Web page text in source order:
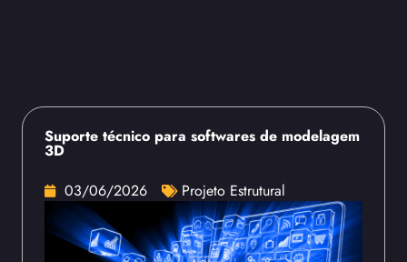
Suporte técnico para softwares de modelagem
3D
03/06/2026
Projeto Estrutural